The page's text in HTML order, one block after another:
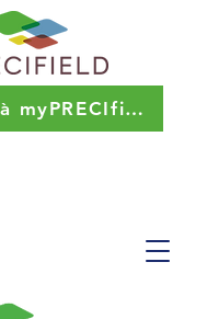
Accéder à myPRECIfield